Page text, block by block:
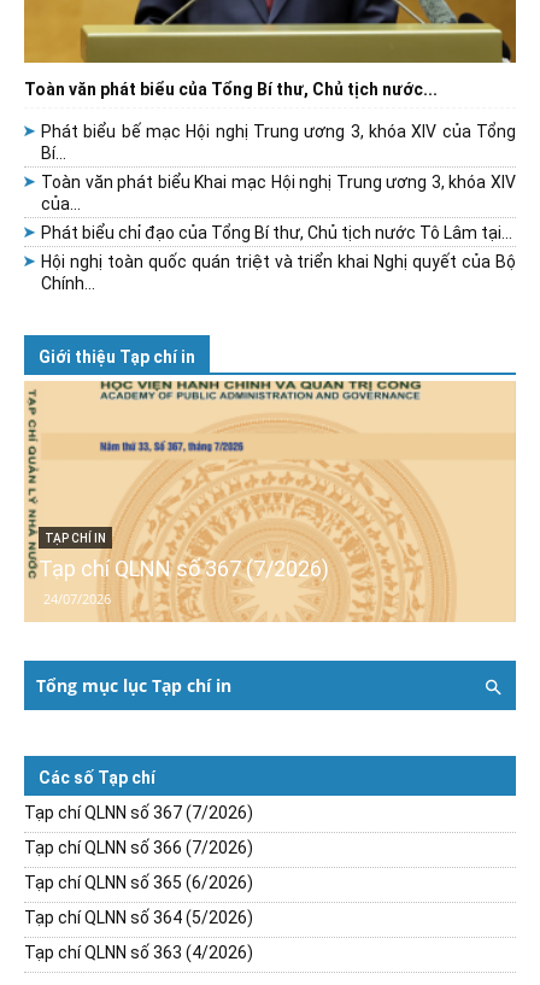
Toàn văn phát biểu của Tổng Bí thư, Chủ tịch nước...
Phát biểu bế mạc Hội nghị Trung ương 3, khóa XIV của Tổng
Bí...
Toàn văn phát biểu Khai mạc Hội nghị Trung ương 3, khóa XIV
của...
Phát biểu chỉ đạo của Tổng Bí thư, Chủ tịch nước Tô Lâm tại...
Hội nghị toàn quốc quán triệt và triển khai Nghị quyết của Bộ
Chính...
Giới thiệu Tạp chí in
TẠP CHÍ IN
Tạp chí QLNN số 367 (7/2026)
24/07/2026
Tổng mục lục Tạp chí in
Các số Tạp chí
Tạp chí QLNN số 367 (7/2026)
Tạp chí QLNN số 366 (7/2026)
Tạp chí QLNN số 365 (6/2026)
Tạp chí QLNN số 364 (5/2026)
Tạp chí QLNN số 363 (4/2026)